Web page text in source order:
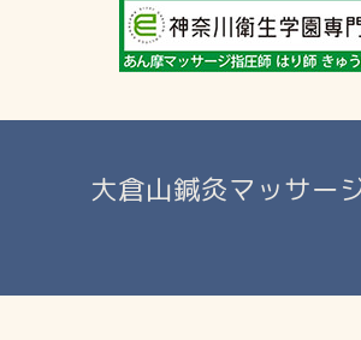
大倉山鍼灸マッサー